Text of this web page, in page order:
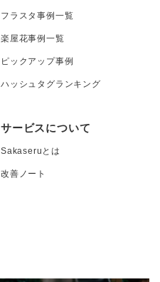
フラスタ事例一覧
楽屋花事例一覧
ピックアップ事例
ハッシュタグランキング
サービスについて
Sakaseruとは
改善ノート